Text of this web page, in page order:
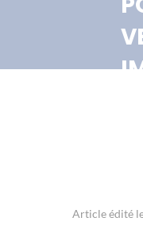
Article édité